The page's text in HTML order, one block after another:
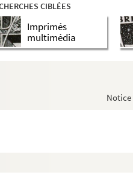
CIBLÉES
Imprimés
multimédia
Notice